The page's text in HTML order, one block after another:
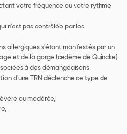
votre fréquence ou votre rythme
n'est pas contrôlée par les
allergiques s'étant manifestés par un
et de la gorge (œdème de Quincke)
à des démangeaisons
d'une TRN déclenche ce type de
ou modérée,